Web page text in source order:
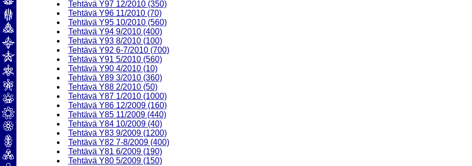
Tehtävä Y97 12/2010 (350)
Tehtävä Y96 11/2010 (70)
Tehtävä Y95 10/2010 (560)
Tehtävä Y94 9/2010 (400)
Tehtävä Y93 8/2010 (100)
Tehtävä Y92 6-7/2010 (700)
Tehtävä Y91 5/2010 (560)
Tehtävä Y90 4/2010 (10)
Tehtävä Y89 3/2010 (360)
Tehtävä Y88 2/2010 (50)
Tehtävä Y87 1/2010 (1000)
Tehtävä Y86 12/2009 (160)
Tehtävä Y85 11/2009 (440)
Tehtävä Y84 10/2009 (40)
Tehtävä Y83 9/2009 (1200)
Tehtävä Y82 7-8/2009 (400)
Tehtävä Y81 6/2009 (190)
Tehtävä Y80 5/2009 (150)